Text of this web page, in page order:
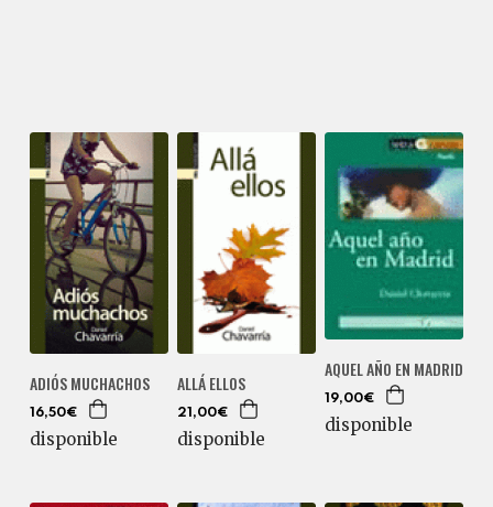
ADIÓS MUCHACHOS
16,50€
disponible
ALLÁ ELLOS
21,00€
disponible
AQUEL AÑO EN MADRID
19,00€
disponible